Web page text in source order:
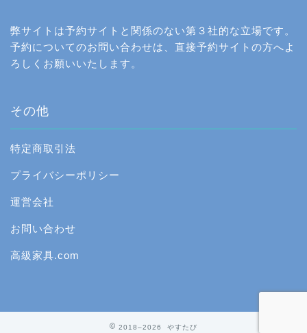
弊サイトは予約サイトと関係のない第３社的な立場です。
予約についてのお問い合わせは、直接予約サイトの方へよ
ろしくお願いいたします。
その他
特定商取引法
プライバシーポリシー
運営会社
お問い合わせ
高級家具.com
2018–2026 やすたび